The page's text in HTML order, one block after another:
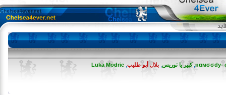
,كبير يا توريس ,بلال أبو طليب,
Luka Modric